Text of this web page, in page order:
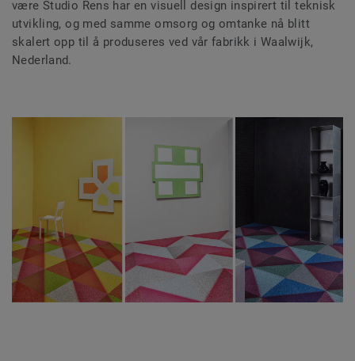
være Studio Rens har en visuell design inspirert til teknisk
utvikling, og med samme omsorg og omtanke nå blitt
skalert opp til å produseres ved vår fabrikk i Waalwijk,
Nederland.